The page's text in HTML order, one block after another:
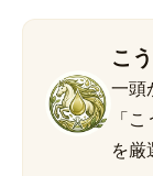
こ
一頭
「
を厳